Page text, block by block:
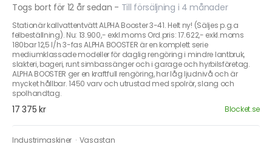
Togs bort för 12 år sedan - Till försäljning i 4 månader
Stationär kallvattentvätt ALPHA Booster 3-41. Helt ny! (Säljes p.g.a
felbeställning). Nu: 13.900,- exkl.moms Ord.pris: 17.622,- exkl.moms
180bar 12,5 l/h 3-fas ALPHA BOOSTER är en komplett serie
mediumklassade modeller för daglig rengöring i mindre lantbruk,
slakteri, bageri, runt simbassänger och i garage och hyrbilsföretag.
ALPHA BOOSTER ger en kraftfull rengöring, har låg ljudnivå och är
mycket hållbar. 1450 varv och utrustad med spolrör, slang och
spolhandtag.
17 375 kr Blocket.se
Industrimaskiner · Vasastan